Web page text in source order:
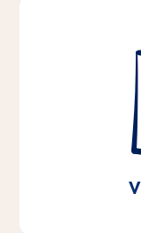
In
100%
und
eine